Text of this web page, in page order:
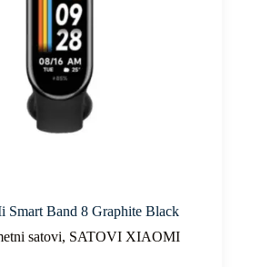
Smart Band 8 Graphite Black
satovi, SATOVI XIAOMI